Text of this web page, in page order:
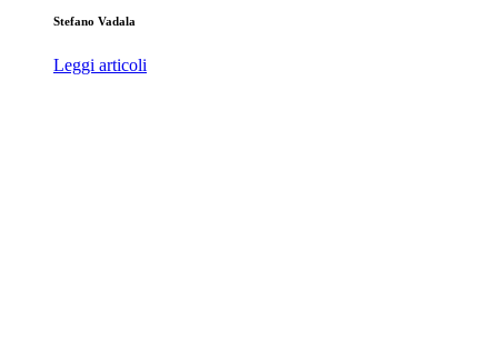
Stefano Vadala
Leggi articoli